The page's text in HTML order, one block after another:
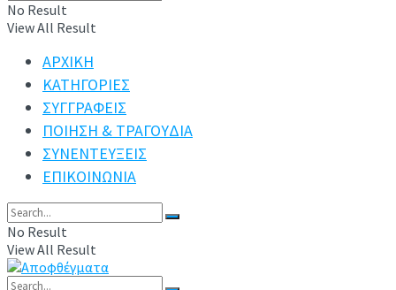
No Result
View All Result
ΑΡΧΙΚΗ
ΚΑΤΗΓΟΡΙΕΣ
ΣΥΓΓΡΑΦΕΙΣ
ΠΟΙΗΣΗ & ΤΡΑΓΟΥΔΙΑ
ΣΥΝΕΝΤΕΥΞΕΙΣ
ΕΠΙΚΟΙΝΩΝΙΑ
No Result
View All Result